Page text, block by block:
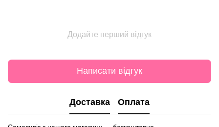
Додайте перший відгук
Написати відгук
Доставка Оплата